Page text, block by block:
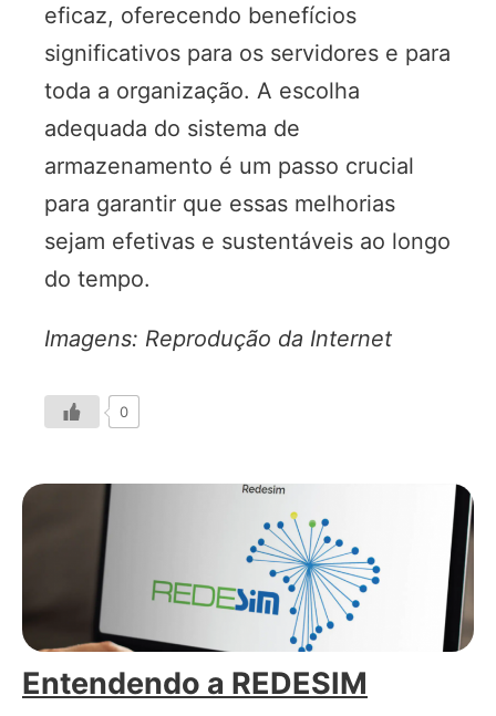
eficaz, oferecendo benefícios
significativos para os servidores e para
toda a organização. A escolha
adequada do sistema de
armazenamento é um passo crucial
para garantir que essas melhorias
sejam efetivas e sustentáveis ao longo
do tempo.
Imagens: Reprodução da Internet
0
Entendendo a REDESIM